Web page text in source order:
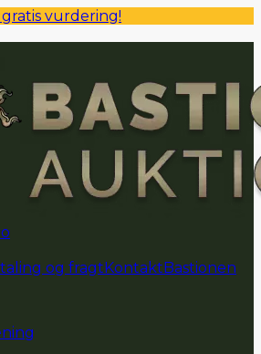
vurdering!
og fragtKontaktBastionen